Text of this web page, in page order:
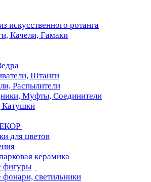
искусственного ротанга
Качели, Гамаки
Штанги
Распылители
Муфты, Соединители
для цветов
керамика
фигуры
светильники